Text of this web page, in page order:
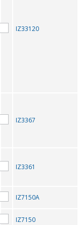
IZ33120
IZ3367
IZ3361
IZ7150A
IZ7150